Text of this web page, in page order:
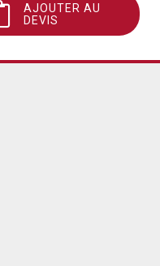
AJOUTER AU
DEVIS